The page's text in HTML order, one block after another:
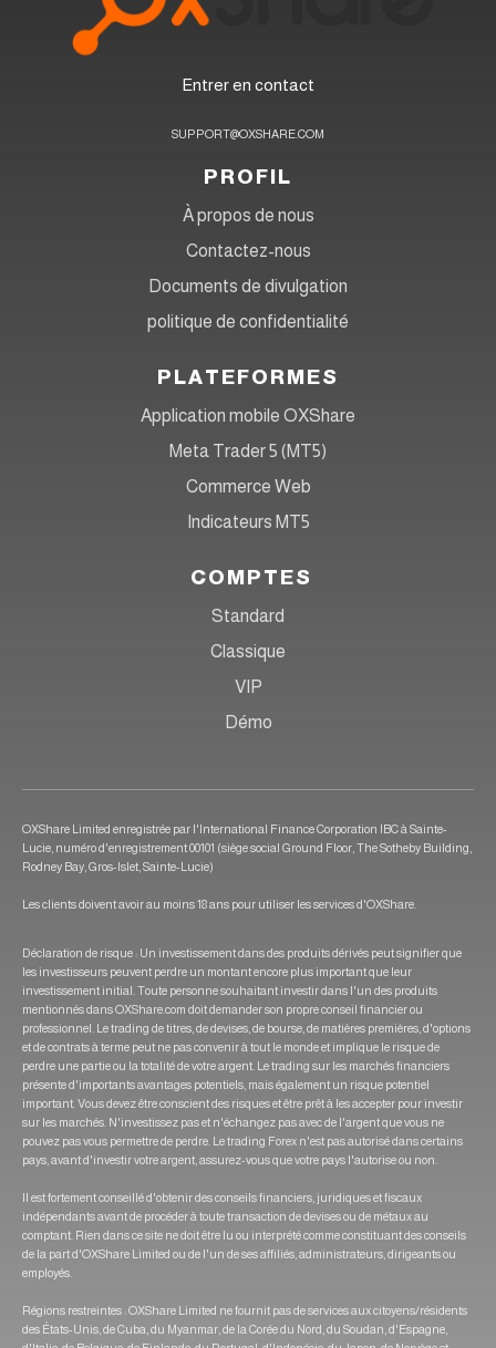
Entrer en contact
SUPPORT@OXSHARE.COM
PROFIL
À propos de nous
Contactez-nous
Documents de divulgation
politique de confidentialité
PLATEFORMES
Application mobile OXShare
Meta Trader 5 (MT5)
Commerce Web
Indicateurs MT5
COMPTES
Standard
Classique
VIP
Démo
OXShare Limited enregistrée par l'International Finance Corporation IBC à Sainte-
Lucie, numéro d'enregistrement 00101 (siège social Ground Floor, The Sotheby Building,
Rodney Bay, Gros-Islet, Sainte-Lucie)
Les clients doivent avoir au moins 18 ans pour utiliser les services d'OXShare.
Déclaration de risque : Un investissement dans des produits dérivés peut signifier que
les investisseurs peuvent perdre un montant encore plus important que leur
investissement initial. Toute personne souhaitant investir dans l'un des produits
mentionnés dans OXShare.com doit demander son propre conseil financier ou
professionnel. Le trading de titres, de devises, de bourse, de matières premières, d'options
et de contrats à terme peut ne pas convenir à tout le monde et implique le risque de
perdre une partie ou la totalité de votre argent. Le trading sur les marchés financiers
présente d'importants avantages potentiels, mais également un risque potentiel
important. Vous devez être conscient des risques et être prêt à les accepter pour investir
sur les marchés. N'investissez pas et n'échangez pas avec de l'argent que vous ne
pouvez pas vous permettre de perdre. Le trading Forex n'est pas autorisé dans certains
pays, avant d'investir votre argent, assurez-vous que votre pays l'autorise ou non.
Il est fortement conseillé d'obtenir des conseils financiers, juridiques et fiscaux
indépendants avant de procéder à toute transaction de devises ou de métaux au
comptant. Rien dans ce site ne doit être lu ou interprété comme constituant des conseils
de la part d'OXShare Limited ou de l'un de ses affiliés, administrateurs, dirigeants ou
employés.
Régions restreintes : OXShare Limited ne fournit pas de services aux citoyens/résidents
des États-Unis, de Cuba, du Myanmar, de la Corée du Nord, du Soudan, d'Espagne,